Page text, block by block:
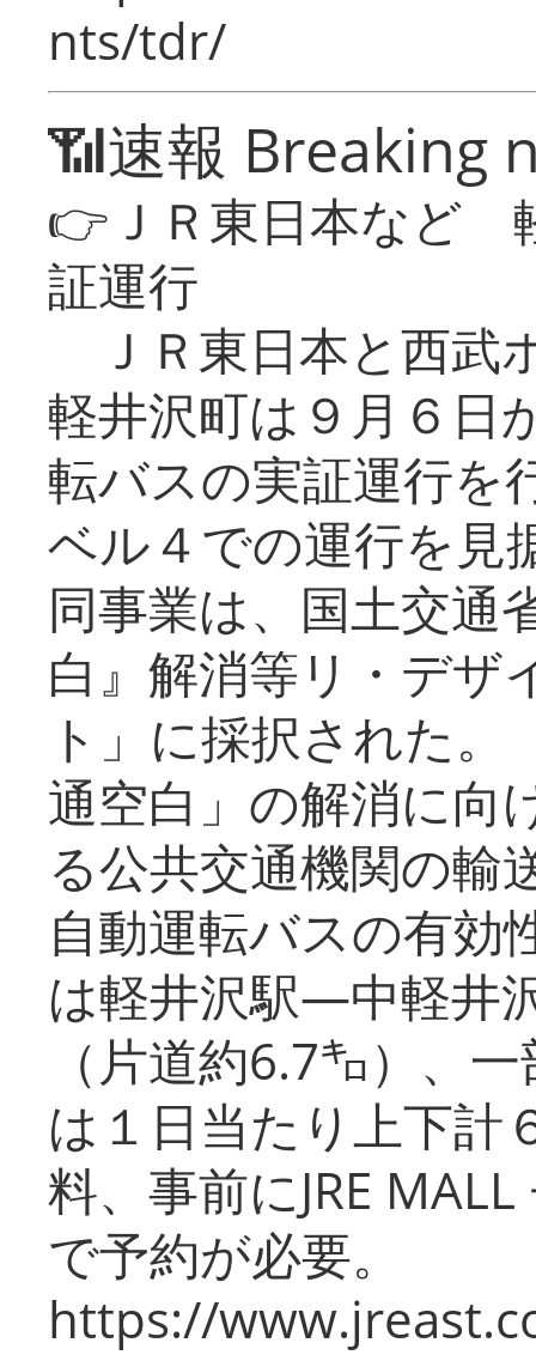
nts/tdr/
📶速報 Breaking
👉ＪＲ東日本など
証運行
ＪＲ東日本と西武
軽井沢町は９月６日
転バスの実証運行を
ベル４での運行を見
同事業は、国土交通
白』解消等リ・デザ
ト」に採択された
通空白」の解消に向
る公共交通機関の輸
自動運転バスの有効
は軽井沢駅―中軽井
（片道約6.7㌔）、
は１日当たり上下計
料、事前にJRE
で予約が必要。
https://